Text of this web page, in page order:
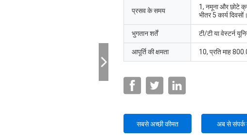
प्रसव के समय
1, नमूना और छोटे
भीतर 5 कार्य
भुगतान शर्तें टी/टी या वेस्टर्न
आपूर्ति की क्षमता 10, प्रति माह
सबसे अच्छी कीमत अब से संपर्क